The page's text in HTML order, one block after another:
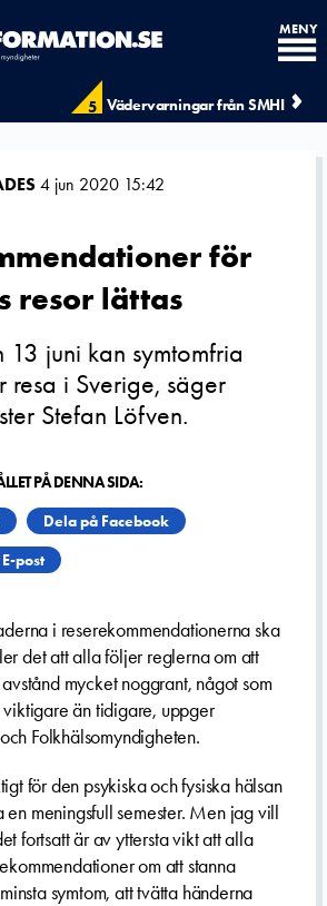
5 Vädervarningar från SMHI
MENY
4 jun 2020 15:42
för
resor lättas
13 juni kan symtomfria
resa i Sverige, säger
Stefan Löfven.
PÅ DENNA SIDA:
Dela på Facebook
post
i reserekommendationerna ska
det att alla följer reglerna om att
mycket noggrant, något som
viktigare än tidigare, uppger
Folkhälsomyndigheten.
för den psykiska och fysiska hälsan
en meningsfull semester. Men jag vill
fortsatt är av yttersta vikt att alla
om att stanna
symtom, att tvätta händerna